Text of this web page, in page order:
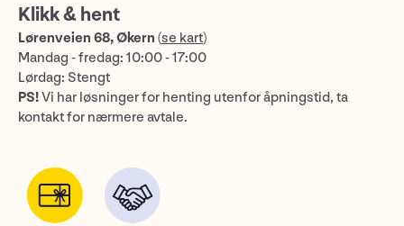
Klikk & hent
Lørenveien 68, Økern (se kart)
Mandag - fredag: 10:00 - 17:00
Lørdag: Stengt
PS!Vi har løsninger for henting utenfor åpningstid, ta
kontakt for nærmere avtale.